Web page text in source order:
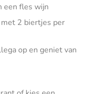
een fles wijn
2 biertjes per
op en geniet van